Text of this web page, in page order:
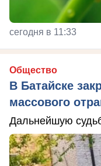
сегодня в 11:33
Общество
В Батайске
массового
Дальнейшую